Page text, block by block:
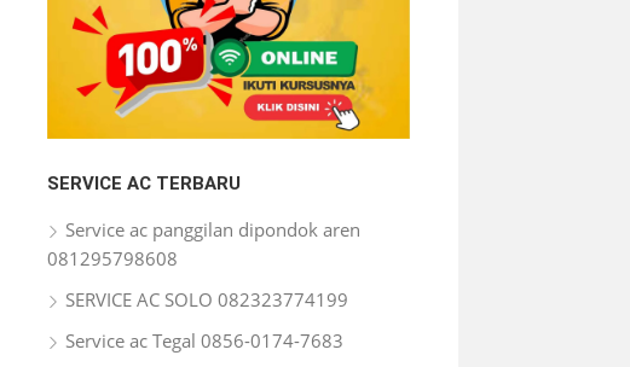
SERVICE AC TERBARU
Service ac panggilan dipondok aren
081295798608
SERVICE AC SOLO 082323774199
Service ac Tegal 0856-0174-7683